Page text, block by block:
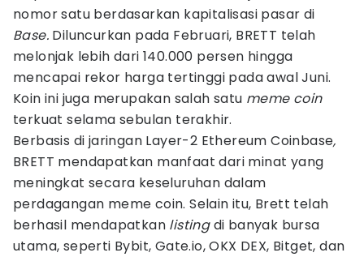
nomor satu berdasarkan kapitalisasi pasar di
Base. Diluncurkan pada Februari, BRETT telah
melonjak lebih dari 140.000 persen hingga
mencapai rekor harga tertinggi pada awal Juni.
Koin ini juga merupakan salah satu meme coin
terkuat selama sebulan terakhir.
Berbasis di jaringan Layer-2 Ethereum Coinbase,
BRETT mendapatkan manfaat dari minat yang
meningkat secara keseluruhan dalam
perdagangan meme coin. Selain itu, Brett telah
berhasil mendapatkan listingdi banyak bursa
utama, seperti Bybit, Gate.io, OKX DEX, Bitget, dan